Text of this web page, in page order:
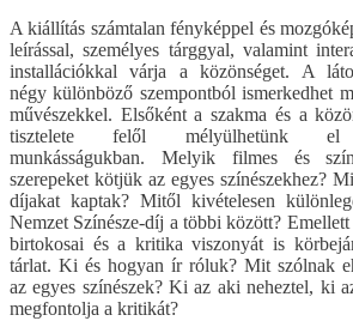
A kiállítás számtalan fényképpel és
leírással, személyes tárggyal, valamint
installációkkal várja a közönséget. A
négy különböző szempontból ismerkedhet
művészekkel. Elsőként a szakma és a
tisztelete felől mélyülhetünk
munkásságukban. Melyik filmes és
szerepeket kötjük az egyes színészekhez?
díjakat kaptak? Mitől kivételesen
Nemzet Színésze-díj a többi között? Emellett
birtokosai és a kritika viszonyát is
tárlat. Ki és hogyan ír róluk? Mit szólnak
az egyes színészek? Ki az aki neheztel, ki
megfontolja a kritikát?